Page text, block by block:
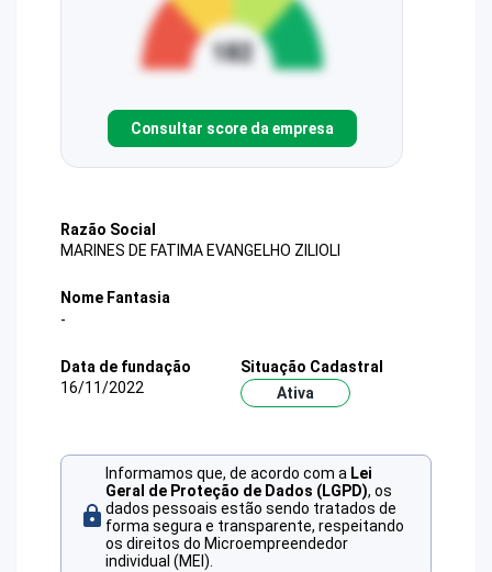
Consultar score da empresa
Razão Social
MARINES DE FATIMA EVANGELHO ZILIOLI
Nome Fantasia
-
Data de fundação
16/11/2022
Situação Cadastral
Ativa
Informamos que, de acordo com a Lei
Geral de Proteção de Dados (LGPD), os
dados pessoais estão sendo tratados de
forma segura e transparente, respeitando
os direitos do Microempreendedor
individual (MEI).